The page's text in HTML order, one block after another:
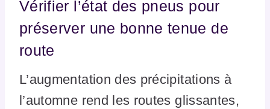
Vérifier l’état des pneus pour
préserver une bonne tenue de
route
L’augmentation des précipitations à
l’automne rend les routes glissantes,